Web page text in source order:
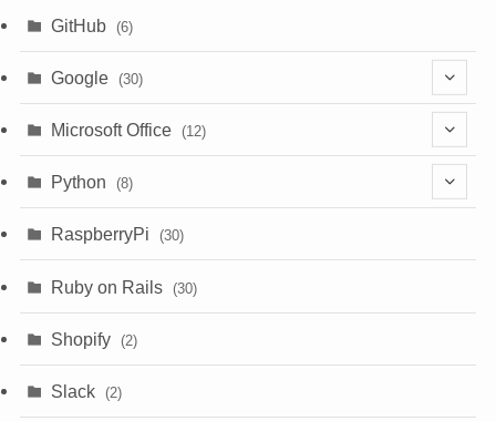
GitHub (6)
Google (30)
(6)
(1)
(3)
Microsoft Office (12)
(9)
Python (8)
(1)
RaspberryPi (30)
Ruby on Rails (30)
Shopify (2)
Slack (2)